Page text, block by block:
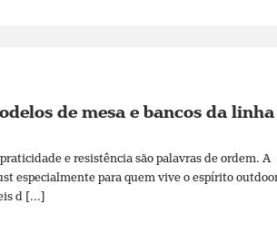
de mesa e bancos da linha
e resistência são palavras de ordem. A
especialmente para quem vive o espírito
d [...]